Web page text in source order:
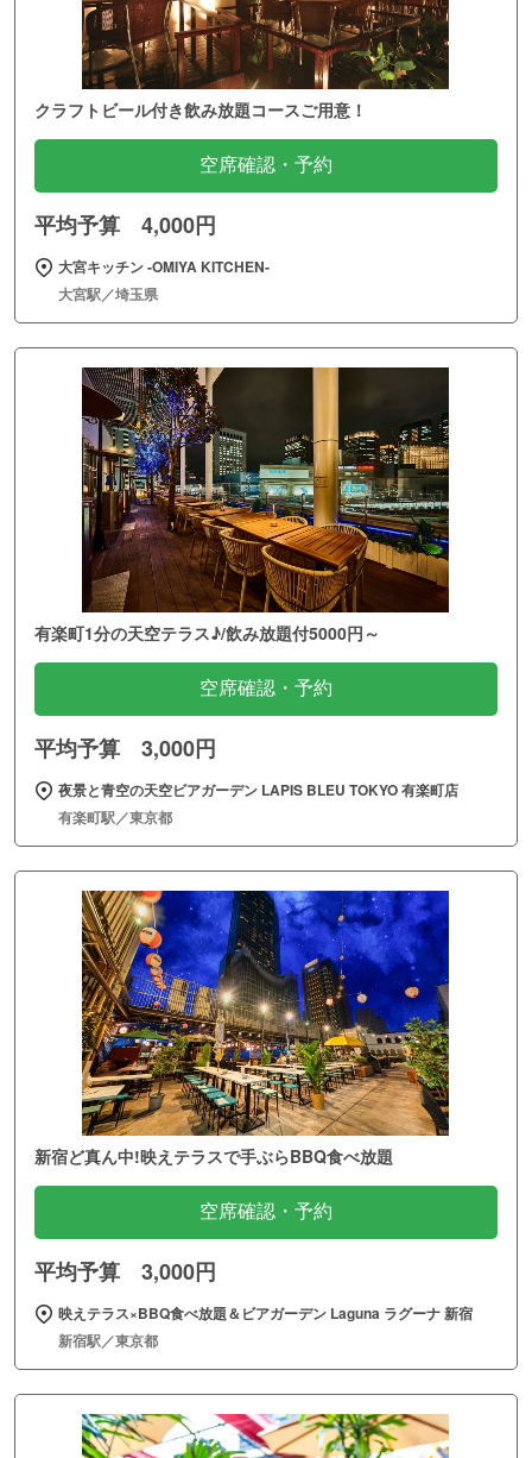
クラフトビール付き飲み放題コースご用意！
空席確認・予約
平均予算 4,000円
大宮キッチン ‐OMIYA KITCHEN‐
大宮駅／埼玉県
有楽町1分の天空テラス♪/飲み放題付5000円～
空席確認・予約
平均予算 3,000円
夜景と青空の天空ビアガーデン LAPIS BLEU TOKYO 有楽町店
有楽町駅／東京都
新宿ど真ん中!映えテラスで手ぶらBBQ食べ放題
空席確認・予約
平均予算 3,000円
映えテラス×BBQ食べ放題＆ビアガーデン Laguna ラグーナ 新宿
新宿駅／東京都